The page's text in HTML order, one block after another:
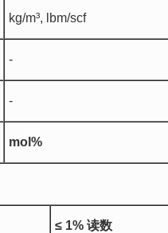
kg/m³, lbm/scf
-
-
mol%
≤ 1% 读数